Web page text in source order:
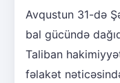
Avqustun 31-də
bal gücündə
Taliban
fəlakət